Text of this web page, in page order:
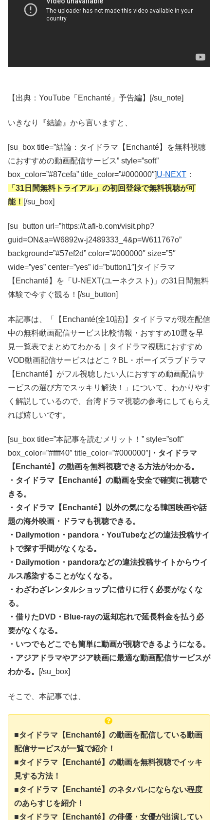
【出典：YouTube「Enchanté」予告編】[/su_note]
いきなり『結論』から言いますと、
[su_box title=”結論：タイドラマ【Enchanté】を無料視聴
におすすめの動画配信サービス” style=”soft”
box_color=”#87cefa” title_color=”#000000″]U-NEXT ：
「31日間無料トライアル」の初回登録で無料視聴が可
能！ [/su_box]
[su_button url=”https://t.afi-b.com/visit.php?
guid=ON&a=W6892w-j2489333_4&p=W611767o”
background=”#57ef2d” color=”#000000″ size=”5″
wide=”yes” center=”yes” id=”button1″]タイドラマ
【Enchanté】を「U-NEXT(ユーネクスト)」の31日間無料
体験で今すぐ観る！[/su_button]
本記事は、「【Enchanté(全10話)】タイドラマが現在配信
中の無料動画配信サービス比較情報・おすすめ10選を早
見一覧表でまとめてわかる｜タイドラマ視聴におすすめ
VOD動画配信サービスはどこ？BL・ボーイズラブドラマ
【Enchanté】がフル視聴したい人におすすめ動画配信サ
ービスの選び方でスッキリ解決！」について、わかりやす
く解説しているので、台湾ドラマ視聴の参考にしてもらえ
れば嬉しいです。
[su_box title=”本記事を読むメリット！” style=”soft”
box_color=”#ffff40″ title_color=”#000000″] ・タイドラマ
【Enchanté】の動画を無料視聴できる方法がわかる。
・タイドラマ【Enchanté】の動画を安全で確実に視聴で
きる。
・タイドラマ【Enchanté】以外の気になる韓国映画や話
題の海外映画・ドラマも視聴できる。
・Dailymotion・pandora・YouTubeなどの違法投稿サイ
トで探す手間がなくなる。
・Dailymotion・pandoraなどの違法投稿サイトからウイ
ルス感染することがなくなる。
・わざわざレンタルショップに借りに行く必要がなくな
る。
・借りたDVD・Blue-rayの返却忘れで延長料金を払う必
要がなくなる。
・いつでもどこでも簡単に動画が視聴できるようになる。
・アジアドラマやアジア映画に最適な動画配信サービスが
わかる。
[/su_box]
そこで、本記事では、
■タイドラマ【Enchanté】の動画を配信している動画
配信サービスが一覧で紹介！
■タイドラマ【Enchanté】の動画を無料視聴でイッキ
見する方法！
■タイドラマ【Enchanté】のネタバレにならない程度
のあらすじを紹介！
■タイドラマ【Enchanté】の俳優・女優が出演してい